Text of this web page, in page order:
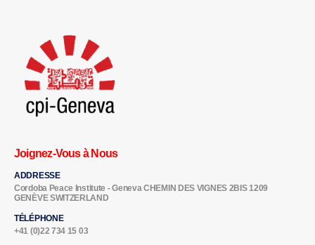
Joignez-Vous à Nous
ADDRESSE
Cordoba Peace Institute - Geneva CHEMIN DES VIGNES 2BIS 1209
GENÈVE SWITZERLAND
TÉLÉPHONE
+41 (0)22 734 15 03